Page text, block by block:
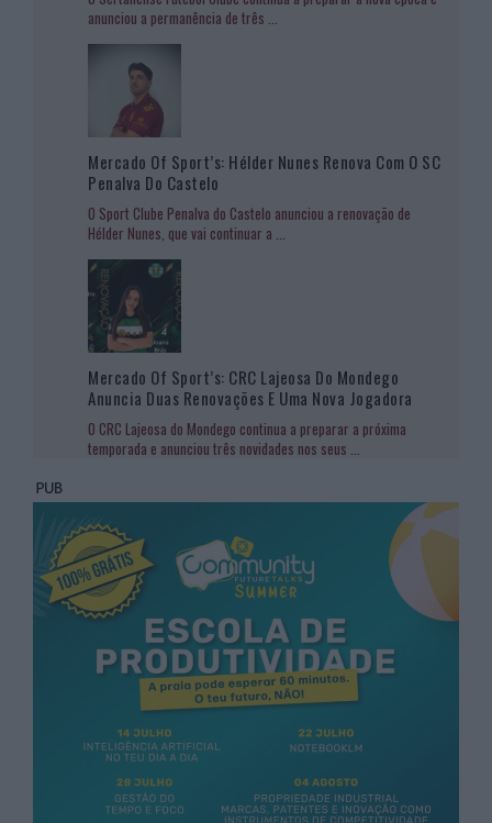
anunciou a permanência de três ...
Mercado Of Sport’s: Hélder Nunes Renova Com O SC
Penalva Do Castelo
O Sport Clube Penalva do Castelo anunciou a renovação de
Hélder Nunes, que vai continuar a ...
Mercado Of Sport’s: CRC Lajeosa Do Mondego
Anuncia Duas Renovações E Uma Nova Jogadora
O CRC Lajeosa do Mondego continua a preparar a próxima
temporada e anunciou três novidades nos seus ...